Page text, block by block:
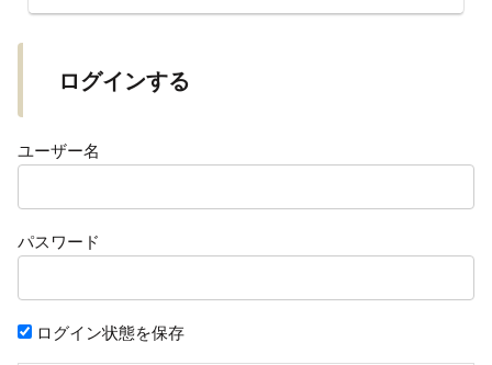
ログインする
ユーザー名
パスワード
ログイン状態を保存